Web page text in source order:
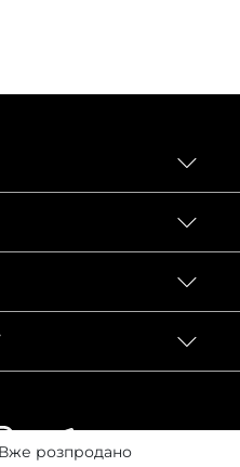
Вже розпродано